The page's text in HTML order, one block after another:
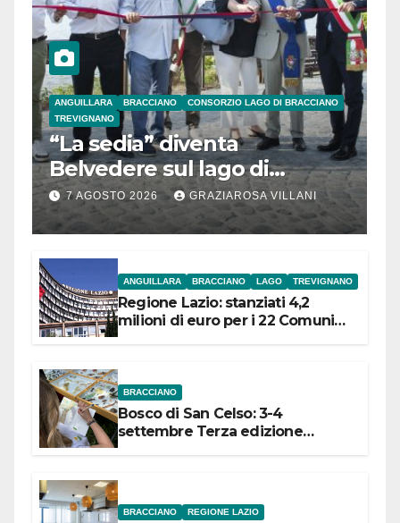
ANGUILLARA BRACCIANO
CONSORZIO LAGO DI BRACCIANO
TREVIGNANO
“La sedia” diventa
Belvedere sul lago di
Bracciano: ieri
l’inaugurazione
7 AGOSTO 2026 GRAZIAROSA VILLANI
ANGUILLARA BRACCIANO LAGO TREVIGNANO
Regione Lazio: stanziati 4,2
milioni di euro per i 22 Comuni
BRACCIANO
Bosco di San Celso: 3-4
settembre Terza edizione
BRACCIANO REGIONE LAZIO